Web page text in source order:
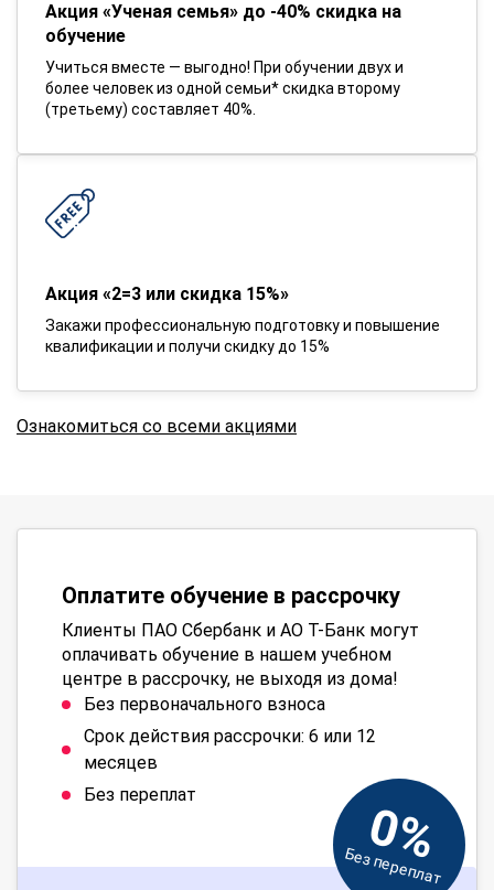
Акция «Ученая семья» до -40% скидка на
обучение
Учиться вместе — выгодно! При обучении двух и
более человек из одной семьи* скидка второму
(третьему) составляет 40%.
Акция «2=3 или скидка 15%»
Закажи профессиональную подготовку и повышение
квалификации и получи скидку до 15%
Ознакомиться со всеми акциями
Оплатите обучение в рассрочку
Клиенты ПАО Сбербанк и АО Т-Банк могут
оплачивать обучение в нашем учебном
центре в рассрочку, не выходя из дома!
Без первоначального взноса
Срок действия рассрочки: 6 или 12
месяцев
Без переплат
0%
Без переплат